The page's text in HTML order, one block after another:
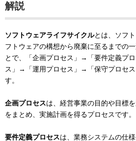
解説
ソフトウェアライフサイクルとは、ソフ
フトウェアの構想から廃棄に至るまでの
とで、「企画プロセス」→「要件定義プ
ス」→「運用プロセス」→「保守プロセス
す。
企画プロセスは、経営事業の目的や目標
をまとめ、実施計画を得るプロセスです。
要件定義プロセスは、業務システムの仕